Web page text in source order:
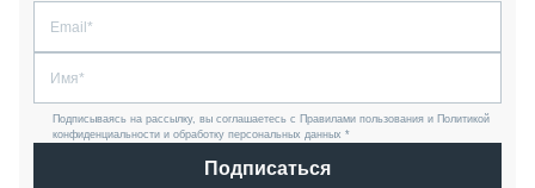
Подписываясь на рассылку, вы соглашаетесь с Правилами пользования и Политикой
конфиденциальности и обработку персональных данных *
Подписаться